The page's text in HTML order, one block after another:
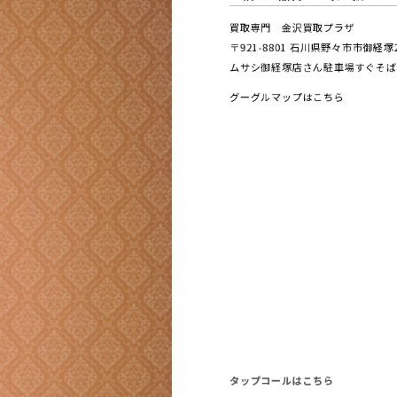
買取専門 金沢買取プラザ
〒921-8801 ⽯川県野々市市御経
ムサシ御経塚店さん駐車場すぐそば
グーグルマップはこちら
タップコールはこちら